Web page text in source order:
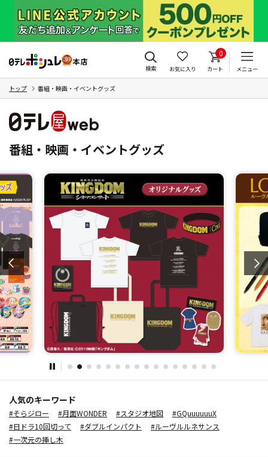
検索 お気に入り
0
カート メニュー
トップ 番組・映画・イベントグッズ
番組・映画・イベントグッズ
人気のキーワード
#そらジロー #月面WONDER #スタジオ地図
#GQuuuuuuX
#日ドラ10回切って
#ダブルインパクト
#ルーヴルルネサンス
#一次元の挿し木